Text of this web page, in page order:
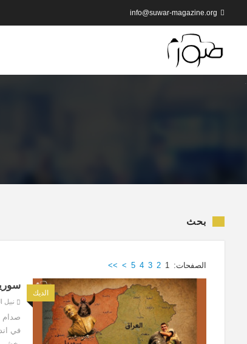
info@suwar-magazine.org
بحث
الصفحات: 1
2
3
4
5
>
>>
الديك
نبيل
صدام
في